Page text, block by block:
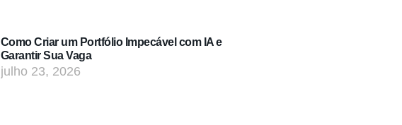
Como Criar um Portfólio Impecável com IA e
Garantir Sua Vaga
julho 23, 2026